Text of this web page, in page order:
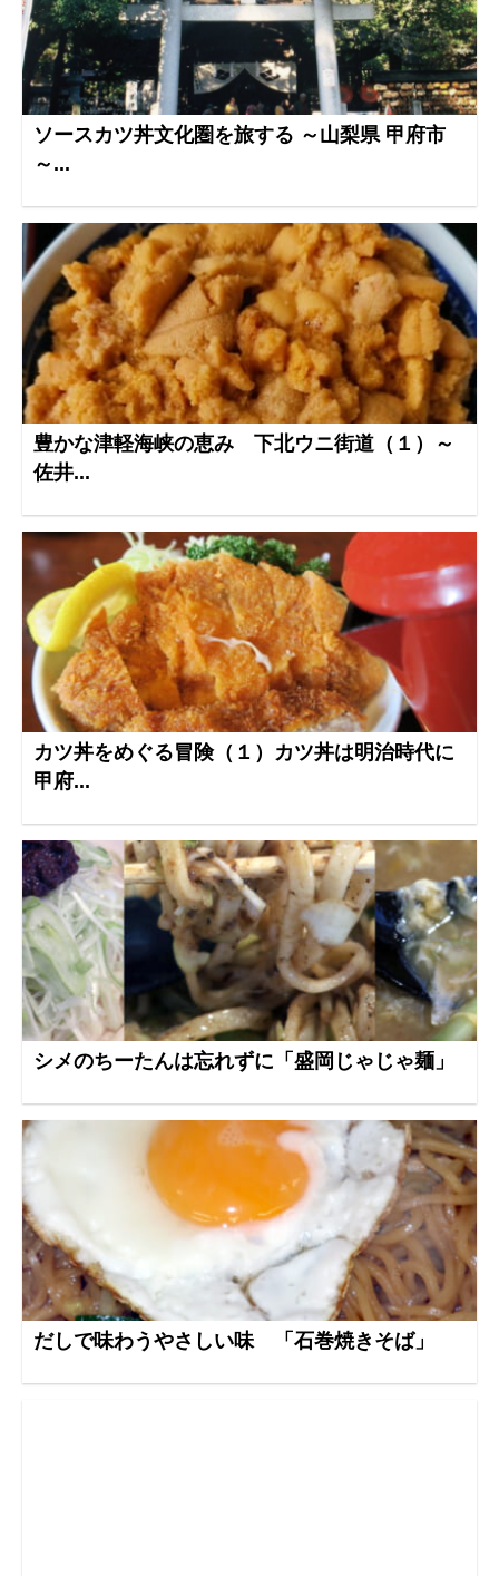
ソースカツ丼文化圏を旅する ～山梨県 甲府市
～...
豊かな津軽海峡の恵み 下北ウニ街道（１）～
佐井...
カツ丼をめぐる冒険（１）カツ丼は明治時代に
甲府...
シメのちーたんは忘れずに「盛岡じゃじゃ麺」
だしで味わうやさしい味 「石巻焼きそば」